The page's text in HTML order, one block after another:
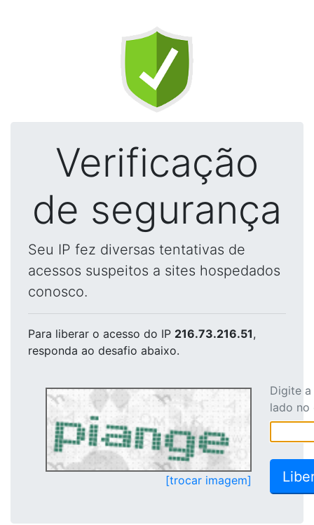
Verificação
de segurança
Seu IP fez diversas tentativas de
acessos suspeitos a sites hospedados
conosco.
Para liberar o acesso do IP 216.73.216.51,
responda ao desafio abaixo.
[trocar imagem]
Digite
lado no